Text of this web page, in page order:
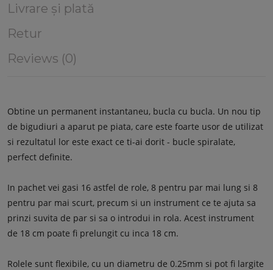
Livrare și plată
Retur
Reviews (0)
Obtine un permanent instantaneu, bucla cu bucla. Un nou tip
de bigudiuri a aparut pe piata, care este foarte usor de utilizat
si rezultatul lor este exact ce ti-ai dorit - bucle spiralate,
perfect definite.
In pachet vei gasi 16 astfel de role, 8 pentru par mai lung si 8
pentru par mai scurt, precum si un instrument ce te ajuta sa
prinzi suvita de par si sa o introdui in rola. Acest instrument
de 18 cm poate fi prelungit cu inca 18 cm.
Rolele sunt flexibile, cu un diametru de 0.25mm si pot fi largite